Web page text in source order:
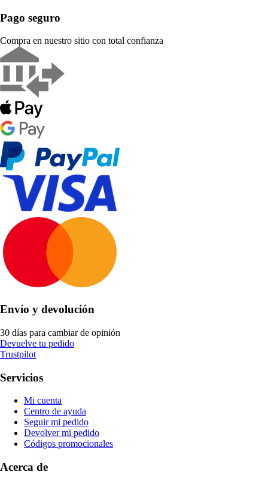
Pago seguro
Compra en nuestro sitio con total confianza
Envío y devolución
30 días para cambiar de opinión
Devuelve tu pedido
Trustpilot
Servicios
Mi cuenta
Centro de ayuda
Seguir mi pedido
Devolver mi pedido
Códigos promocionales
Acerca de